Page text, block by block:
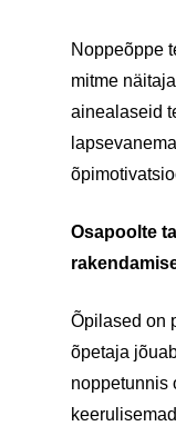
Noppeõppe
mitme
ainealaseid
Osapoolte
Õpilased on
õpetaja
noppetunnis